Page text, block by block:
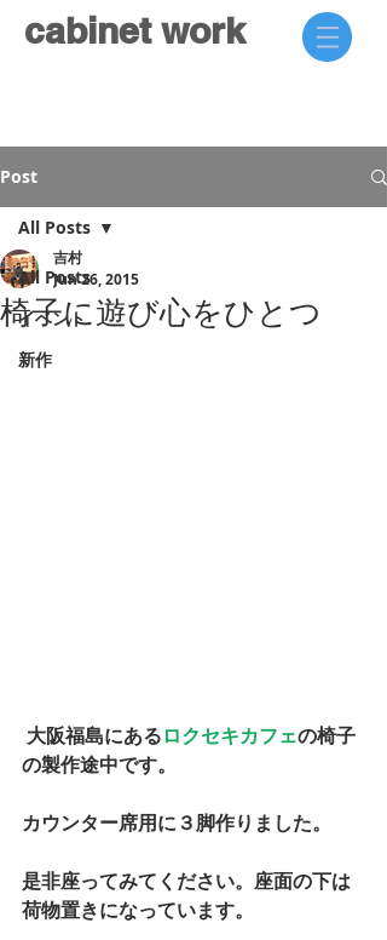
cabinet work
Post
All Posts
イベント
新作
All Posts
椅子に遊び心をひとつ
吉村
Jun 26, 2015
大阪福島にあるロクセキカフェの椅子
の製作途中です。
カウンター席用に３脚作りました。
是非座ってみてください。座面の下は
荷物置きになっています。